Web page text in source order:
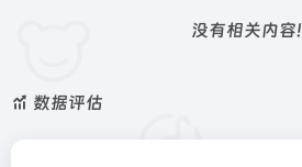
没有相关内容!
数据评估